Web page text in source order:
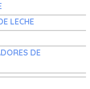
LECHE
DE